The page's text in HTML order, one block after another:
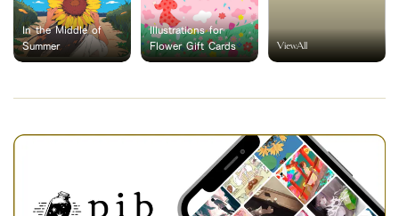
In the Middle of
Summer
Illustrations for
Flower Gift Cards
ViewAll